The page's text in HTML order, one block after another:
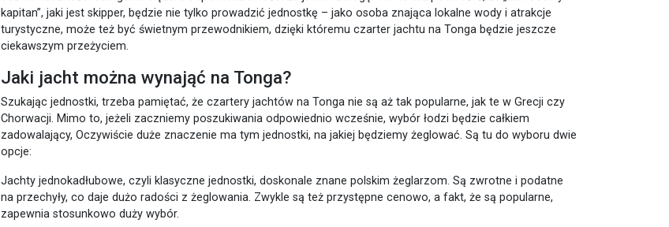
kapitan”, jaki jest skipper, będzie nie tylko prowadzić jednostkę – jako osoba znająca lokalne wody i atrakcje
turystyczne, może też być świetnym przewodnikiem, dzięki któremu czarter jachtu na Tonga będzie jeszcze
ciekawszym przeżyciem.
Jaki jacht można wynająć na Tonga?
Szukając jednostki, trzeba pamiętać, że czartery jachtów na Tonga nie są aż tak popularne, jak te w Grecji czy
Chorwacji. Mimo to, jeżeli zaczniemy poszukiwania odpowiednio wcześnie, wybór łodzi będzie całkiem
zadowalający, Oczywiście duże znaczenie ma tym jednostki, na jakiej będziemy żeglować. Są tu do wyboru dwie
opcje:
Jachty jednokadłubowe, czyli klasyczne jednostki, doskonale znane polskim żeglarzom. Są zwrotne i podatne
na przechyły, co daje dużo radości z żeglowania. Zwykle są też przystępne cenowo, a fakt, że są popularne,
zapewnia stosunkowo duży wybór.